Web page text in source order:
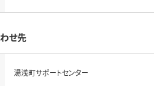
せ先
湯浅町サポートセンター